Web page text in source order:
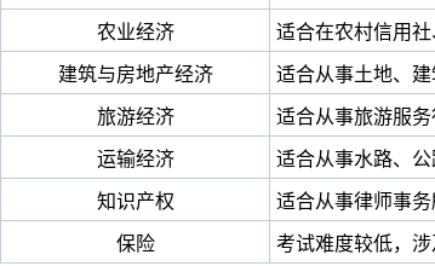
农业经济 适合在农村信用
建筑与房地产经济 适合从事土地、
旅游经济 适合从事旅游服
运输经济 适合从事水路、公
知识产权 适合从事律师事
保险 考试难度较低，